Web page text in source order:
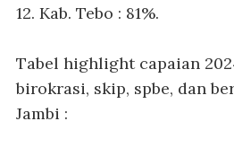
12. Kab. Tebo : 81%.
Tabel highlight capaian
birokrasi, skip, spbe, dan
Jambi :